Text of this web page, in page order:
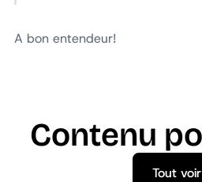
A bon entendeur!
Contenu
Tout voir